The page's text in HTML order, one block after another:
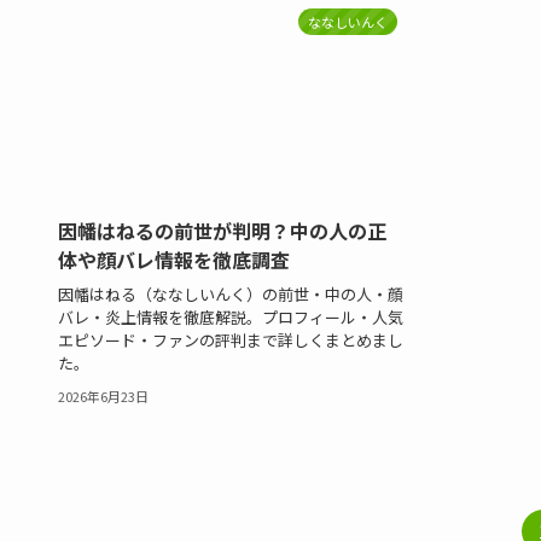
ななしいんく
因幡はねるの前世が判明？中の人の正
体や顔バレ情報を徹底調査
因幡はねる（ななしいんく）の前世・中の人・顔
バレ・炎上情報を徹底解説。プロフィール・人気
エピソード・ファンの評判まで詳しくまとめまし
た。
2026年6月23日